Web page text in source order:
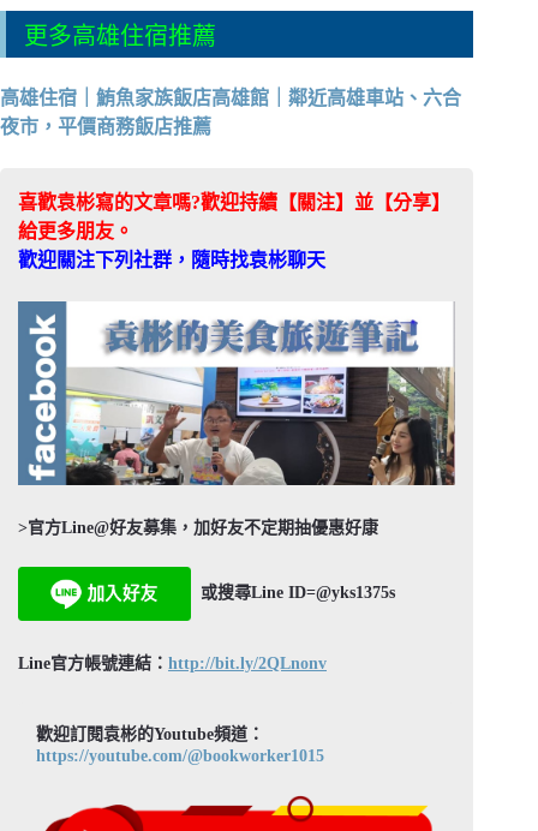
更多高雄住宿推薦
高雄住宿｜鮪魚家族飯店高雄館｜鄰近高雄車站、六合
夜市，平價商務飯店推薦
喜歡袁彬寫的文章嗎?歡迎持續【關注】並【分享】
給更多朋友。
歡迎關注下列社群，隨時找袁彬聊天
>官方Line@好友募集，加好友不定期抽優惠好康
或搜尋Line ID=@yks1375s
Line官方帳號連結： http://bit.ly/2QLnonv
歡迎訂閱袁彬的Youtube頻道：
https://youtube.com/@bookworker1015